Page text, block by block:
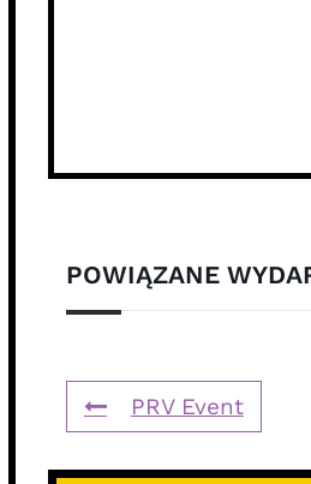
POWIĄZANE
PRV Event